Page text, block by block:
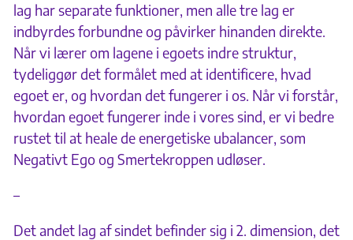
lag har separate funktioner, men alle tre lag er
indbyrdes forbundne og påvirker hinanden direkte.
Når vi lærer om lagene i egoets indre struktur,
tydeliggør det formålet med at identificere, hvad
egoet er, og hvordan det fungerer i os. Når vi forstår,
hvordan egoet fungerer inde i vores sind, er vi bedre
rustet til at heale de energetiske ubalancer, som
Negativt Ego og Smertekroppen udløser.
–
Det andet lag af sindet befinder sig i 2. dimension, det